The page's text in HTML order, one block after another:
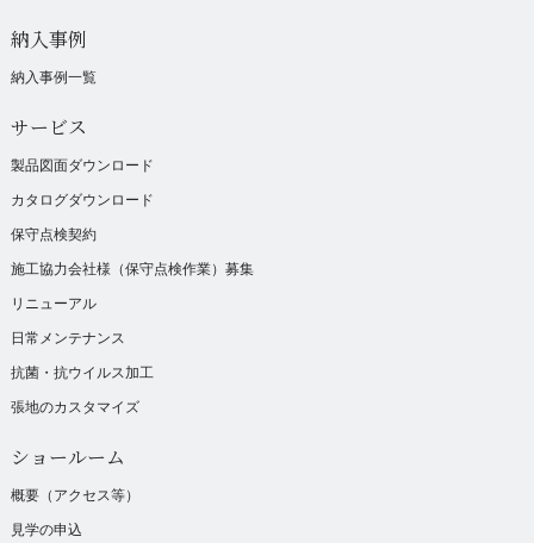
納入事例
納入事例一覧
サービス
製品図面ダウンロード
カタログダウンロード
保守点検契約
施工協力会社様（保守点検作業）募集
リニューアル
日常メンテナンス
抗菌・抗ウイルス加工
張地のカスタマイズ
ショールーム
概要（アクセス等）
見学の申込